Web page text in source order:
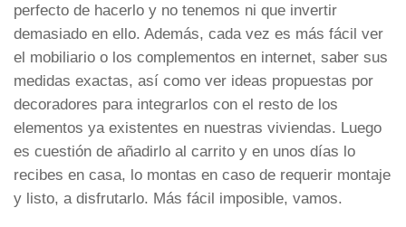
perfecto de hacerlo y no tenemos ni que invertir
demasiado en ello. Además, cada vez es más fácil ver
el mobiliario o los complementos en internet, saber sus
medidas exactas, así como ver ideas propuestas por
decoradores para integrarlos con el resto de los
elementos ya existentes en nuestras viviendas. Luego
es cuestión de añadirlo al carrito y en unos días lo
recibes en casa, lo montas en caso de requerir montaje
y listo, a disfrutarlo. Más fácil imposible, vamos.